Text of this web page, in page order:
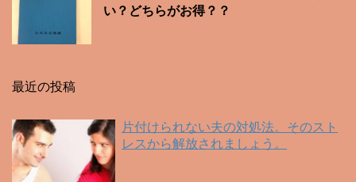
い？どちらがお得？？
最近の投稿
片付けられない夫の対処法。そのスト
レスから解放されましょう。